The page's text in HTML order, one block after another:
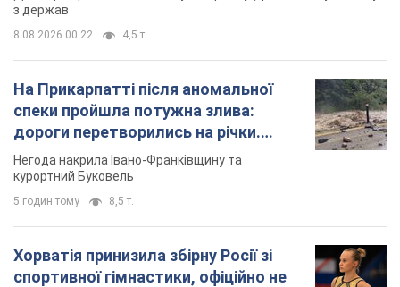
з держав
8.08.2026 00:22 4,5 т.
На Прикарпатті після аномальної
спеки пройшла потужна злива:
дороги перетворились на річки.
Відео
Негода накрила Івано-Франківщину та
курортний Буковель
5 годин тому 8,5 т.
Хорватія принизила збірну Росії зі
спортивної гімнастики, офіційно не